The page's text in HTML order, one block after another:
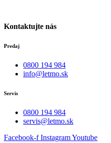
Kontaktujte nás
Predaj
0800 194 984
info@letmo.sk
Servis
0800 194 984
servis@letmo.sk
Facebook-f InstagramYoutube